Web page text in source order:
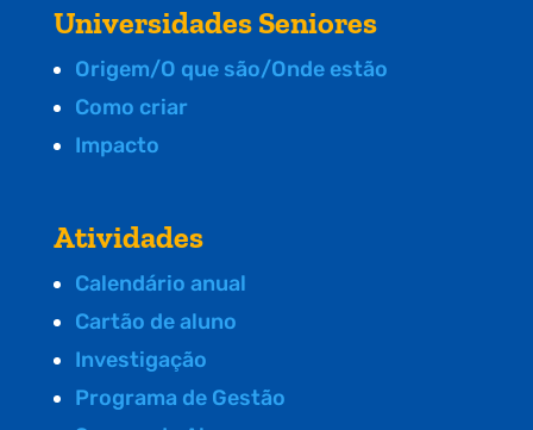
Universidades Seniores
Origem/O que são/Onde estão
Como criar
Impacto
Atividades
Calendário anual
Cartão de aluno
Investigação
Programa de Gestão